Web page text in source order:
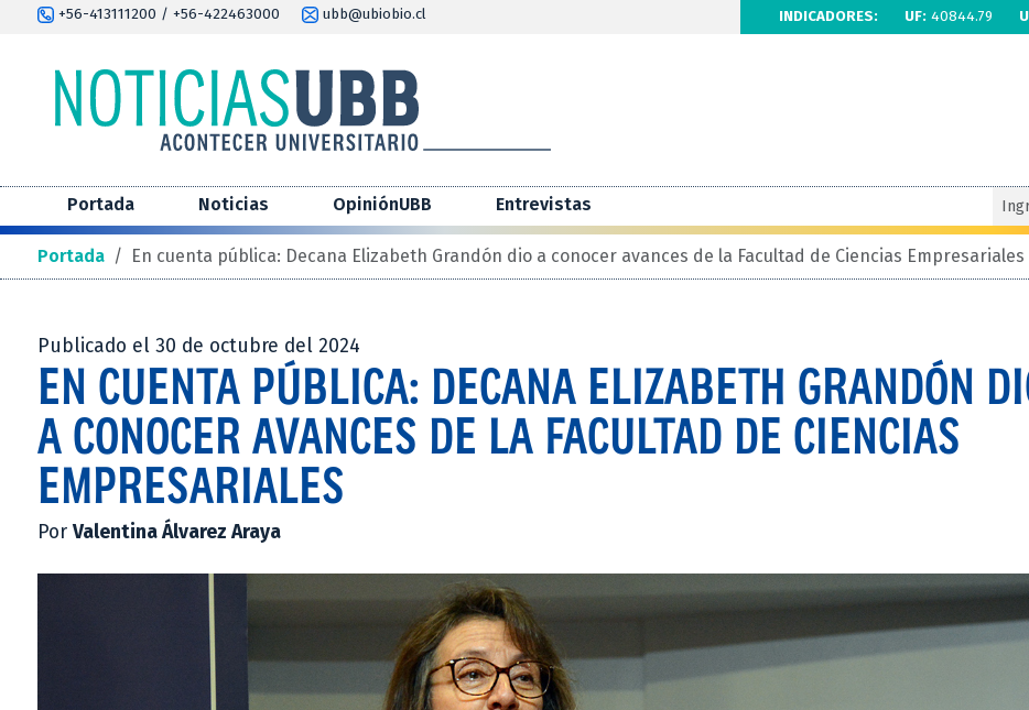
+56-413111200 / +56-422463000 ubb@ubiobio.cl INDICADORES: UF: 40844.79
Portada Noticias OpiniónUBB Entrevistas
Portada / En cuenta pública: Decana Elizabeth Grandón dio a conocer avances de la Facultad de Ciencias Empresariales
Publicado el 30 de octubre del 2024
EN CUENTA PÚBLICA: DECANA ELIZABETH GRANDÓN
A CONOCER AVANCES DE LA FACULTAD DE CIENCIAS
EMPRESARIALES
PorValentina Álvarez Araya